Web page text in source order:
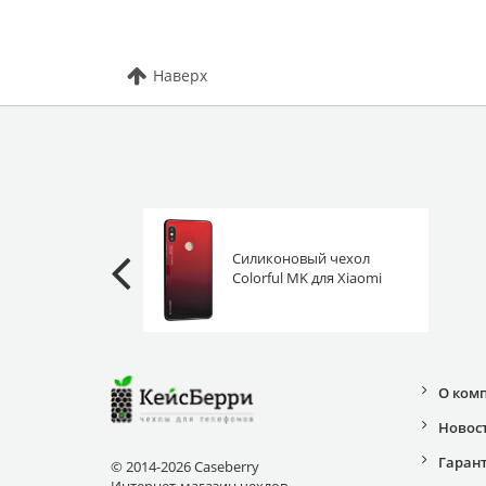
Наверх
Силиконовый чехол
Colorful MK для Xiaomi
© 2014-2026 Caseberry
О